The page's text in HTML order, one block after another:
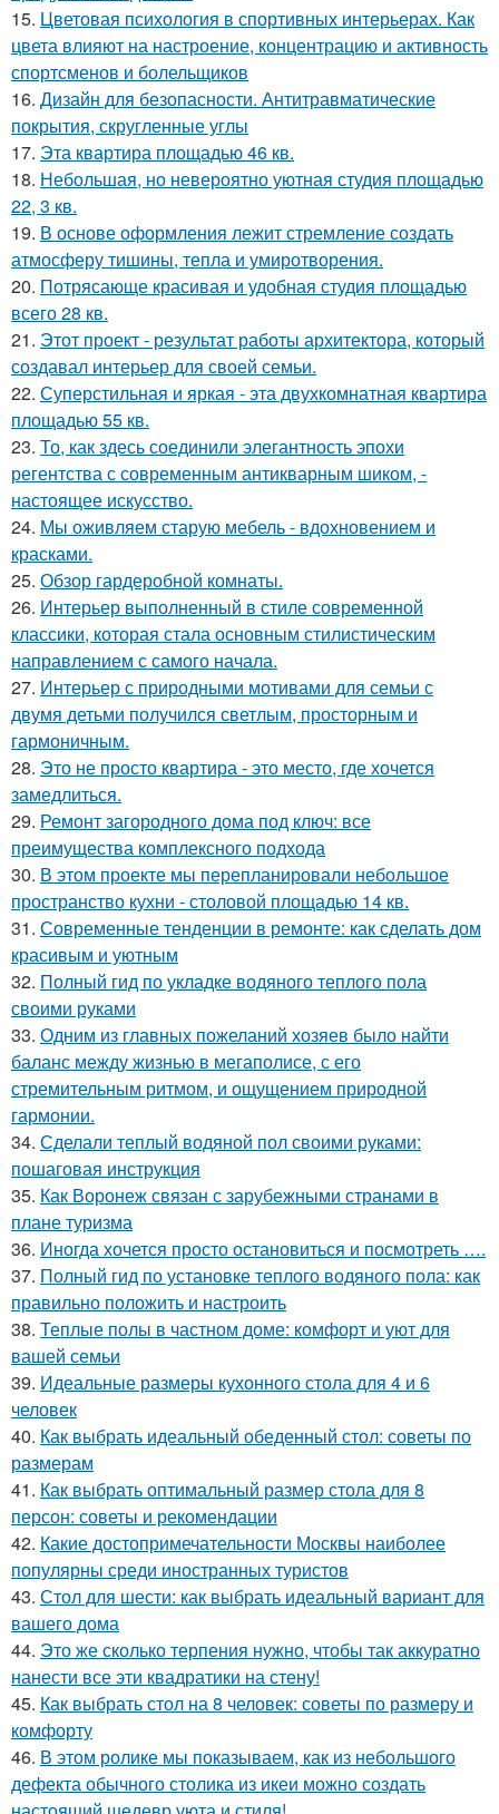
15. Цветовая психология в спортивных интерьерах. Как
цвета влияют на настроение, концентрацию и активность
спортсменов и болельщиков
16. Дизайн для безопасности. Антитравматические
покрытия, скругленные углы
17. Эта квартира площадью 46 кв.
18. Небольшая, но невероятно уютная студия площадью
22, 3 кв.
19. В основе оформления лежит стремление создать
атмосферу тишины, тепла и умиротворения.
20. Потрясающе красивая и удобная студия площадью
всего 28 кв.
21. Этот проект - результат работы архитектора, который
создавал интерьер для своей семьи.
22. Суперстильная и яркая - эта двухкомнатная квартира
площадью 55 кв.
23. То, как здесь соединили элегантность эпохи
регентства с современным антикварным шиком, -
настоящее искусство.
24. Мы оживляем старую мебель - вдохновением и
красками.
25. Обзор гардеробной комнаты.
26. Интерьер выполненный в стиле современной
классики, которая стала основным стилистическим
направлением с самого начала.
27. Интерьер с природными мотивами для семьи с
двумя детьми получился светлым, просторным и
гармоничным.
28. Это не просто квартира - это место, где хочется
замедлиться.
29. Ремонт загородного дома под ключ: все
преимущества комплексного подхода
30. В этом проекте мы перепланировали небольшое
пространство кухни - столовой площадью 14 кв.
31. Современные тенденции в ремонте: как сделать дом
красивым и уютным
32. Полный гид по укладке водяного теплого пола
своими руками
33. Одним из главных пожеланий хозяев было найти
баланс между жизнью в мегаполисе, с его
стремительным ритмом, и ощущением природной
гармонии.
34. Сделали теплый водяной пол своими руками:
пошаговая инструкция
35. Как Воронеж связан с зарубежными странами в
плане туризма
36. Иногда хочется просто остановиться и посмотреть ….
37. Полный гид по установке теплого водяного пола: как
правильно положить и настроить
38. Теплые полы в частном доме: комфорт и уют для
вашей семьи
39. Идеальные размеры кухонного стола для 4 и 6
человек
40. Как выбрать идеальный обеденный стол: советы по
размерам
41. Как выбрать оптимальный размер стола для 8
персон: советы и рекомендации
42. Какие достопримечательности Москвы наиболее
популярны среди иностранных туристов
43. Стол для шести: как выбрать идеальный вариант для
вашего дома
44. Это же сколько терпения нужно, чтобы так аккуратно
нанести все эти квадратики на стену!
45. Как выбрать стол на 8 человек: советы по размеру и
комфорту
46. В этом ролике мы показываем, как из небольшого
дефекта обычного столика из икеи можно создать